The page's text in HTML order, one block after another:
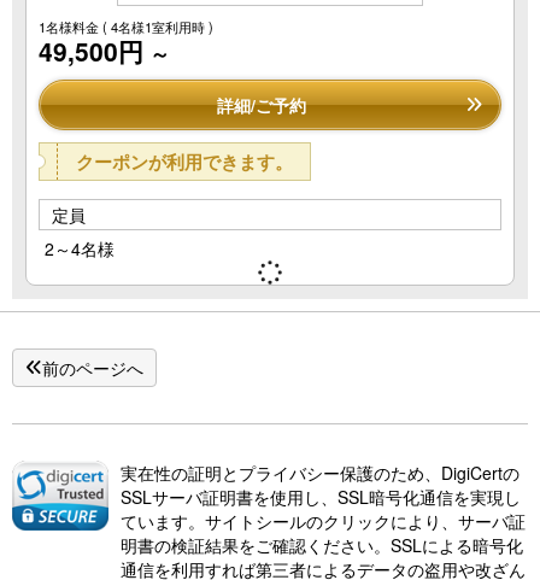
1名様料金( 4名様1室利用時 )
49,500円 ～
詳細/ご予約
クーポンが利用できます。
定員
2～4名様
前のページへ
実在性の証明とプライバシー保護のため、DigiCertの
SSLサーバ証明書を使用し、SSL暗号化通信を実現し
ています。サイトシールのクリックにより、サーバ証
明書の検証結果をご確認ください。SSLによる暗号化
通信を利用すれば第三者によるデータの盗用や改ざん